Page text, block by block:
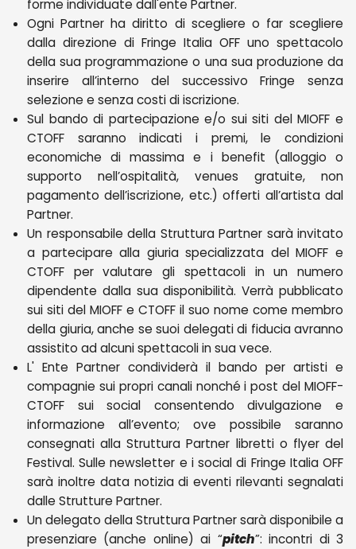
forme individuate dall'ente Partner.
Ogni Partner ha diritto di scegliere o far scegliere
dalla direzione di Fringe Italia OFF uno spettacolo
della sua programmazione o una sua produzione da
inserire all’interno del successivo Fringe senza
selezione e senza costi di iscrizione.
Sul bando di partecipazione e/o sui siti del MIOFF e
CTOFF saranno indicati i premi, le condizioni
economiche di massima e i benefit (alloggio o
supporto nell’ospitalità, venues gratuite, non
pagamento dell’iscrizione, etc.) offerti all’artista dal
Partner.
Un responsabile della Struttura Partner sarà invitato
a partecipare alla giuria specializzata del MIOFF e
CTOFF per valutare gli spettacoli in un numero
dipendente dalla sua disponibilità. Verrà pubblicato
sui siti del MIOFF e CTOFF il suo nome come membro
della giuria, anche se suoi delegati di fiducia avranno
assistito ad alcuni spettacoli in sua vece.
L' Ente Partner condividerà il bando per artisti e
compagnie sui propri canali nonché i post del MIOFF-
CTOFF sui social consentendo divulgazione e
informazione all’evento; ove possibile saranno
consegnati alla Struttura Partner libretti o flyer del
Festival. Sulle newsletter e i social di Fringe Italia OFF
sarà inoltre data notizia di eventi rilevanti segnalati
dalle Strutture Partner.
Un delegato della Struttura Partner sarà disponibile a
presenziare (anche online) ai “pitch”: incontri di 3